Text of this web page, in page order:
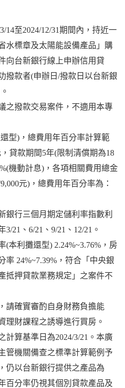
14至2024/12/31期間內，持近一
水標章及太陽能設備產品」購
向台新銀行線上申辦信用貸
撥款者(申辦日/撥款日以台新銀
之撥款交易案件，不適用本專
型)，總費用年百分率計算範
貸款期間5年(限制清償期為18
機動計息)，各項相關費用總金
元)，總費用年百分率為：
銀行三個月期定儲利率指數利
21、6/21、9/21、12/21。
(本利攤還型) 2.24%~3.76%，房
率 24%~7.39%，符合「中央銀
抵押貸款業務規定」之案件不
請確實審酌自身財務負擔能
理財課程之誘導進行買房。
計算基準日為2024/3/21。本廣
管機關備查之標準計算範例予
仍以台新銀行提供之產品為
百分率仍視其個別貸款產品及